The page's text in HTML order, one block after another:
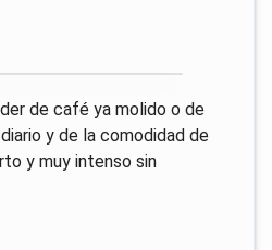
de café ya molido o de
y de la comodidad de
y muy intenso sin